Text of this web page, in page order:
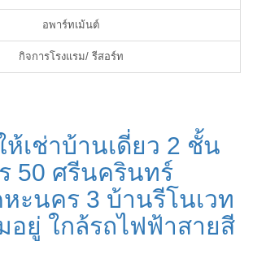
อพาร์ทเม้นต์
กิจการโรงแรม/ รีสอร์ท
ห้เช่าบ้านเดี่ยว 2 ชั้น
50 ศรีนครินทร์
ะนคร 3 บ้านรีโนเวท
อยู่ ใกล้รถไฟฟ้าสายสี